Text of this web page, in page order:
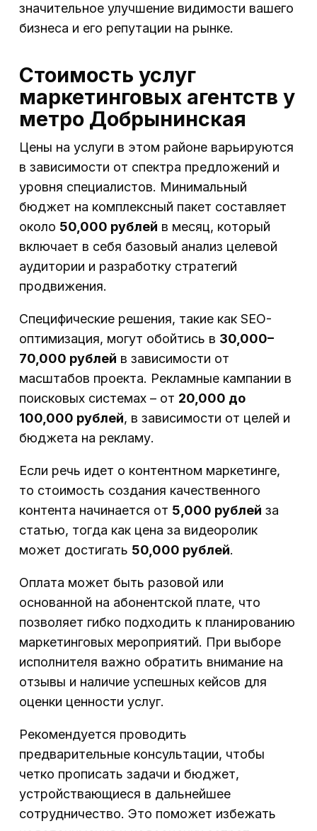
значительное улучшение видимости вашего
бизнеса и его репутации на рынке.
Стоимость услуг
маркетинговых агентств у
метро Добрынинская
Цены на услуги в этом районе варьируются
в зависимости от спектра предложений и
уровня специалистов. Минимальный
бюджет на комплексный пакет составляет
около 50,000 рублей в месяц, который
включает в себя базовый анализ целевой
аудитории и разработку стратегий
продвижения.
Специфические решения, такие как SEO-
оптимизация, могут обойтись в 30,000–
70,000 рублей в зависимости от
масштабов проекта. Рекламные кампании в
поисковых системах – от 20,000 до
100,000 рублей, в зависимости от целей и
бюджета на рекламу.
Если речь идет о контентном маркетинге,
то стоимость создания качественного
контента начинается от 5,000 рублей за
статью, тогда как цена за видеоролик
может достигать 50,000 рублей.
Оплата может быть разовой или
основанной на абонентской плате, что
позволяет гибко подходить к планированию
маркетинговых мероприятий. При выборе
исполнителя важно обратить внимание на
отзывы и наличие успешных кейсов для
оценки ценности услуг.
Рекомендуется проводить
предварительные консультации, чтобы
четко прописать задачи и бюджет,
устройствающиеся в дальнейшее
сотрудничество. Это поможет избежать